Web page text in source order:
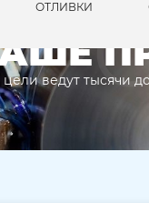
ОТЛИВКИ
цели ведут тысячи